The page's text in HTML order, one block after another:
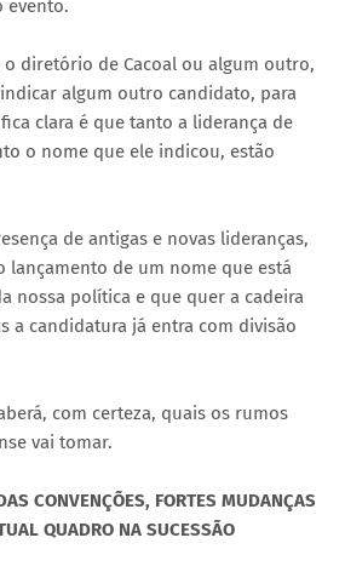
evento.
o diretório de Cacoal ou algum outro,
algum outro candidato, para
clara é que tanto a liderança de
o nome que ele indicou, estão
de antigas e novas lideranças,
lançamento de um nome que está
nossa política e que quer a cadeira
a candidatura já entra com divisão
com certeza, quais os rumos
vai tomar.
CONVENÇÕES, FORTES MUDANÇAS
QUADRO NA SUCESSÃO